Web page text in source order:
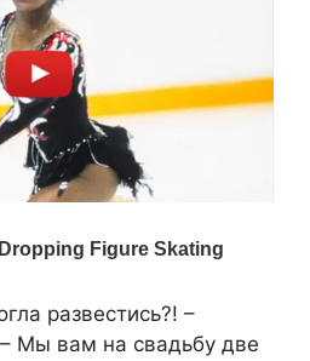
развестись?! –
Мы вам на свадьбу две